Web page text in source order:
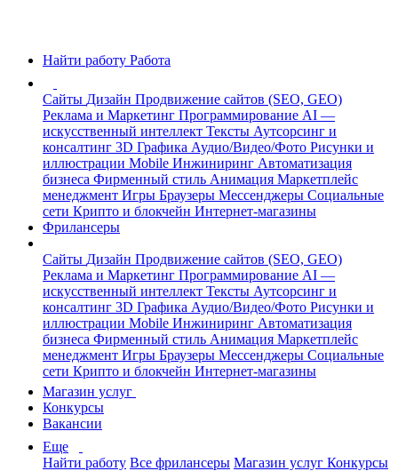
Найти работу Работа
Сайты Дизайн Продвижение сайтов (SEO, GEO)
Реклама и Маркетинг Программирование AI —
искусственный интеллект Тексты Аутсорсинг и
консалтинг 3D Графика Аудио/Видео/Фото Рисунки и
иллюстрации Mobile Инжиниринг Автоматизация
бизнеса Фирменный стиль Анимация Маркетплейс
менеджмент Игры Браузеры Мессенджеры Социальные
сети Крипто и блокчейн Интернет-магазины
Фрилансеры
Сайты Дизайн Продвижение сайтов (SEO, GEO)
Реклама и Маркетинг Программирование AI —
искусственный интеллект Тексты Аутсорсинг и
консалтинг 3D Графика Аудио/Видео/Фото Рисунки и
иллюстрации Mobile Инжиниринг Автоматизация
бизнеса Фирменный стиль Анимация Маркетплейс
менеджмент Игры Браузеры Мессенджеры Социальные
сети Крипто и блокчейн Интернет-магазины
Магазин услуг
Конкурсы
Вакансии
Еще
Найти работу Все фрилансеры Магазин услуг Конкурсы